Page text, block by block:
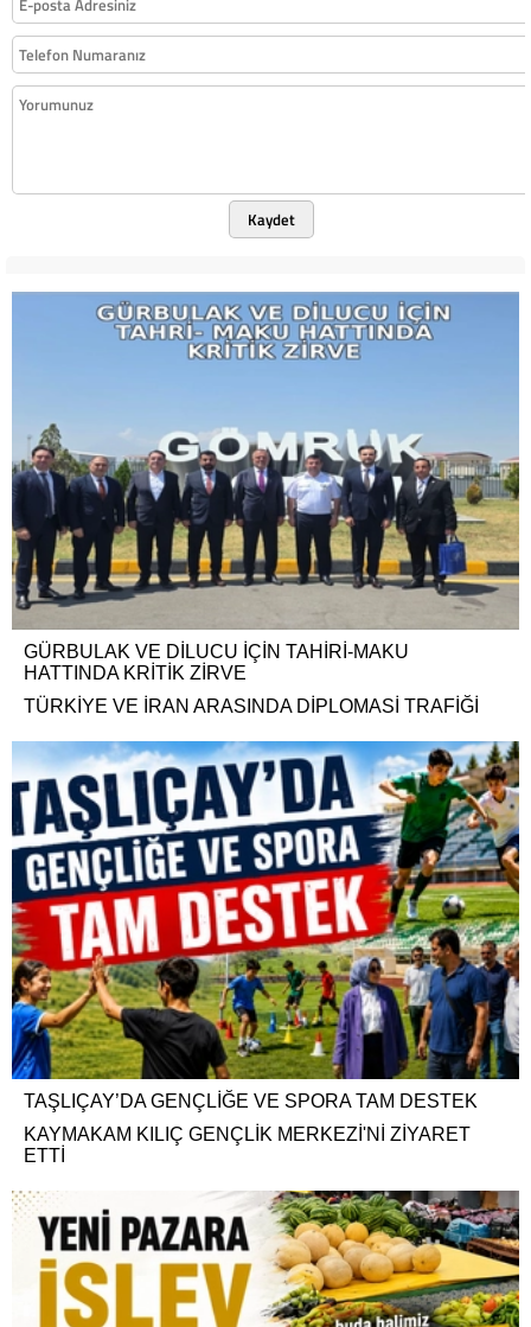
Kaydet
GÜRBULAK VE DİLUCU İÇİN TAHİRİ-MAKU
HATTINDA KRİTİK ZİRVE
TÜRKİYE VE İRAN ARASINDA DİPLOMASİ TRAFİĞİ
TAŞLIÇAY’DA GENÇLİĞE VE SPORA TAM DESTEK
KAYMAKAM KILIÇ GENÇLİK MERKEZİ'Nİ ZİYARET
ETTİ